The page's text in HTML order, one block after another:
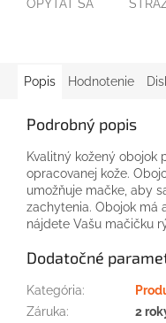
OPÝTAŤ SA
Popis Hodnotenie
Podrobný popis
Kvalitný kožený obojok
opracovanej kože.
umožňuje mačke, aby
zachytenia. Obojok má
nájdete Vašu mačičku
Dodatočné
Kategória:
Záruka:
2